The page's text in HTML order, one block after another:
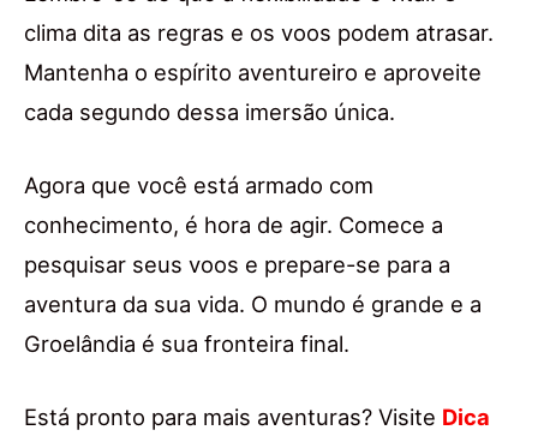
clima dita as regras e os voos podem atrasar.
Mantenha o espírito aventureiro e aproveite
cada segundo dessa imersão única.
Agora que você está armado com
conhecimento, é hora de agir. Comece a
pesquisar seus voos e prepare-se para a
aventura da sua vida. O mundo é grande e a
Groelândia é sua fronteira final.
Está pronto para mais aventuras? Visite Dica